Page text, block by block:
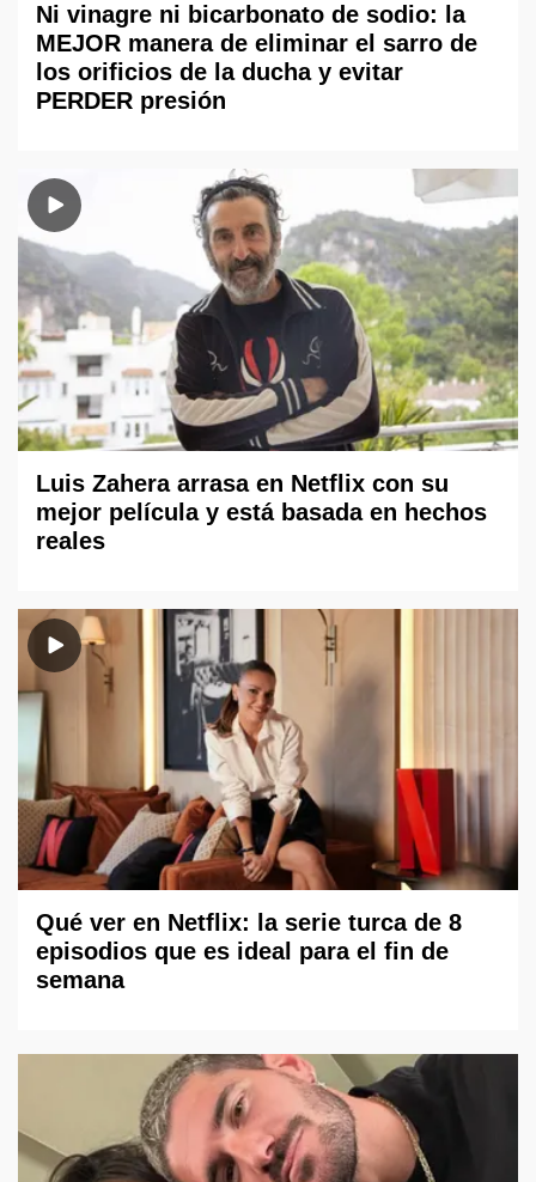
Ni vinagre ni bicarbonato de sodio: la
MEJOR manera de eliminar el sarro de
los orificios de la ducha y evitar
PERDER presión
Luis Zahera arrasa en Netflix con su
mejor película y está basada en hechos
reales
Qué ver en Netflix: la serie turca de 8
episodios que es ideal para el fin de
semana